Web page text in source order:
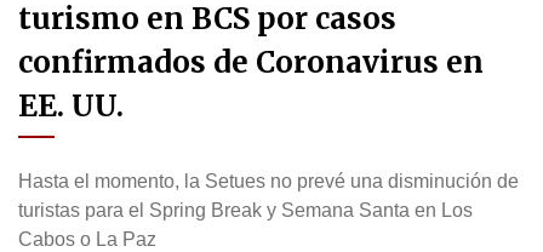
turismo en BCS por casos
confirmados de Coronavirus en
EE. UU.
Hasta el momento, la Setues no prevé una disminución de
turistas para el Spring Break y Semana Santa en Los
Cabos o La Paz